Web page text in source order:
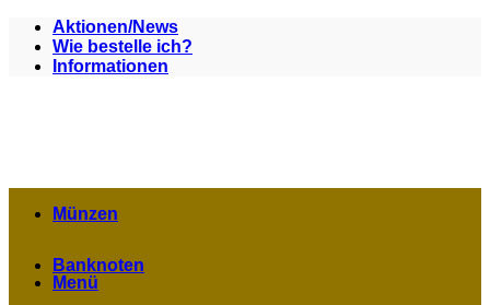
Zum
Inhalt
springen
Aktionen/News
Wie bestelle ich?
Informationen
Menü
Münzen
Banknoten